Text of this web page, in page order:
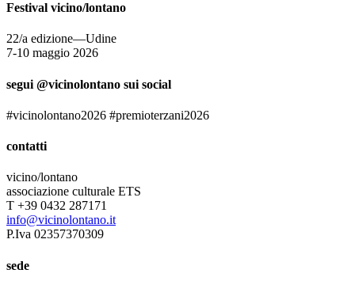
Festival vicino/lontano
22/a edizione—Udine
7-10 maggio 2026
segui @vicinolontano sui social
#vicinolontano2026 #premioterzani2026
contatti
vicino/lontano
associazione culturale ETS
T +39 0432 287171
info@vicinolontano.it
P.Iva 02357370309
sede